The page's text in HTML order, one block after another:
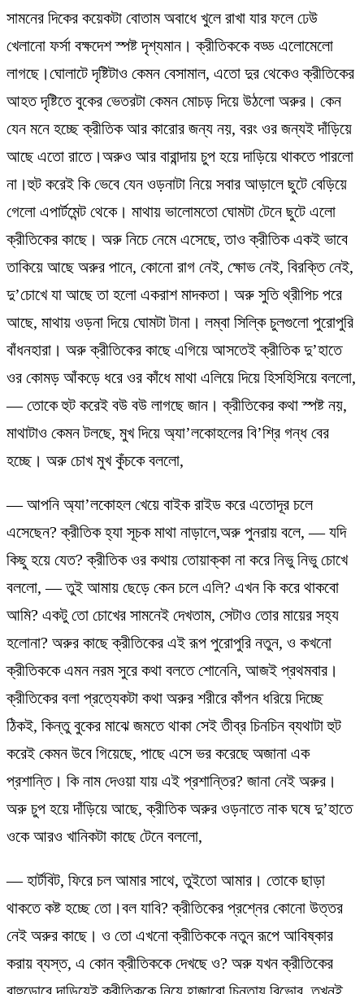
সামনের দিকের কয়েকটা বোতাম অবাধে খুলে রাখা যার ফলে ঢেউ
খেলানো ফর্সা বক্ষদেশ স্পষ্ট দৃশ্যমান। ক্রীতিককে বড্ড এলোমেলো
লাগছে।ঘোলাটে দৃষ্টিটাও কেমন বেসামাল, এতো দুর থেকেও ক্রীতিকের
আহত দৃষ্টিতে বুকের ভেতরটা কেমন মোচড় দিয়ে উঠলো অরুর। কেন
যেন মনে হচ্ছে ক্রীতিক আর কারোর জন্য নয়, বরং ওর জন্যই দাঁড়িয়ে
আছে এতো রাতে।অরুও আর বারান্দায় চুপ হয়ে দাড়িয়ে থাকতে পারলো
না।হুট করেই কি ভেবে যেন ওড়নাটা নিয়ে সবার আড়ালে ছুটে বেড়িয়ে
গেলো এপার্টমেন্ট থেকে। মাথায় ভালোমতো ঘোমটা টেনে ছুটে এলো
ক্রীতিকের কাছে। অরু নিচে নেমে এসেছে, তাও ক্রীতিক একই ভাবে
তাকিয়ে আছে অরুর পানে, কোনো রাগ নেই, ক্ষোভ নেই, বিরক্তি নেই,
দু’চোখে যা আছে তা হলো একরাশ মাদকতা। অরু সুতি থ্রীপিচ পরে
আছে, মাথায় ওড়না দিয়ে ঘোমটা টানা। লম্বা সিল্কি চুলগুলো পুরোপুরি
বাঁধনহারা। অরু ক্রীতিকের কাছে এগিয়ে আসতেই ক্রীতিক দু’হাতে
ওর কোমড় আঁকড়ে ধরে ওর কাঁধে মাথা এলিয়ে দিয়ে হিসহিসিয়ে বললো,
— তোকে হুট করেই বউ বউ লাগছে জান। ক্রীতিকের কথা স্পষ্ট নয়,
মাথাটাও কেমন টলছে, মুখ দিয়ে অ্যা’লকোহলের বি’শ্রি গন্ধ বের
হচ্ছে। অরু চোখ মুখ কুঁচকে বললো,
— আপনি অ্যা’লকোহল খেয়ে বাইক রাইড করে এতোদূর চলে
এসেছেন? ক্রীতিক হ্যা সূচক মাথা নাড়ালে,অরু পুনরায় বলে, — যদি
কিছু হয়ে যেত? ক্রীতিক ওর কথায় তোয়াক্কা না করে নিভু নিভু চোখে
বললো, — তুই আমায় ছেড়ে কেন চলে এলি? এখন কি করে থাকবো
আমি? একটু তো চোখের সামনেই দেখতাম, সেটাও তোর মায়ের সহ্য
হলোনা? অরুর কাছে ক্রীতিকের এই রূপ পুরোপুরি নতুন, ও কখনো
ক্রীতিককে এমন নরম সুরে কথা বলতে শোনেনি, আজই প্রথমবার।
ক্রীতিকের বলা প্রত্যেকটা কথা অরুর শরীরে কাঁপন ধরিয়ে দিচ্ছে
ঠিকই, কিন্তু বুকের মাঝে জমতে থাকা সেই তীব্র চিনচিন ব্যথাটা হুট
করেই কেমন উবে গিয়েছে, পাছে এসে ভর করেছে অজানা এক
প্রশান্তি। কি নাম দেওয়া যায় এই প্রশান্তির? জানা নেই অরুর।
অরু চুপ হয়ে দাঁড়িয়ে আছে, ক্রীতিক অরুর ওড়নাতে নাক ঘষে দু’হাতে
ওকে আরও খানিকটা কাছে টেনে বললো,
— হার্টবিট, ফিরে চল আমার সাথে, তুইতো আমার। তোকে ছাড়া
থাকতে কষ্ট হচ্ছে তো।বল যাবি? ক্রীতিকের প্রশ্নের কোনো উত্তর
নেই অরুর কাছে। ও তো এখনো ক্রীতিককে নতুন রূপে আবিষ্কার
করায় ব্যস্ত, এ কোন ক্রীতিককে দেখছে ও? অরু যখন ক্রীতিকের